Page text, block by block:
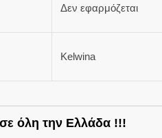
Δεν εφαρμόζεται
Kelwina
σε όλη την Ελλάδα !!!